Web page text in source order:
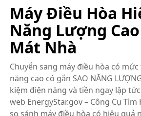
Máy Điều Hòa
Năng Lượng
Mát Nhà
Chuyển sang máy điều hòa có
năng cao có gắn SAO NĂNG
kiệm điện năng và tiền ngay lập
web EnergyStar.gov – Công Cụ Tìm
so sánh máy điều hòa có hiệu quả